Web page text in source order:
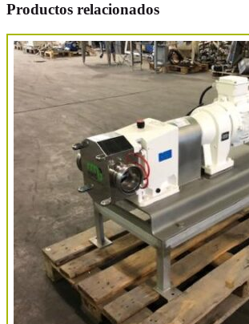
Productos relacionados